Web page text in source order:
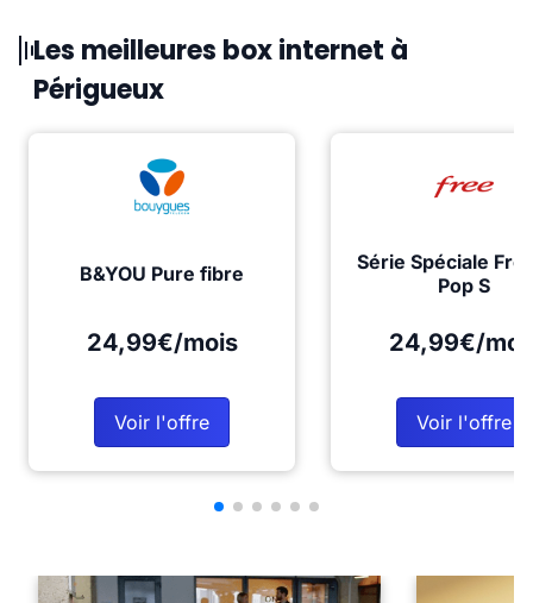
Les meilleures box internet à
Périgueux
B&YOU Pure fibre
24,99€/mois
Voir l'offre
Série Spéciale
Pop S
24,99€/
Voir l'offre